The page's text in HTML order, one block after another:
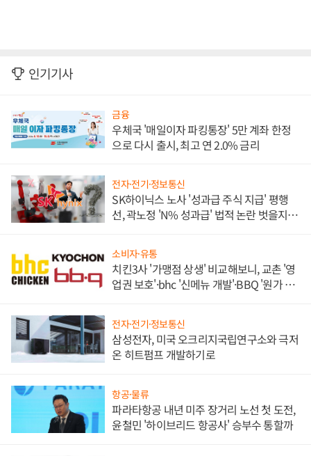
인기기사
금융
우체국 '매일이자 파킹통장' 5만 계좌 한정
으로 다시 출시, 최고 연 2.0% 금리
전자·전기·정보통신
SK하이닉스 노사 '성과급 주식 지급' 평행
선, 곽노정 'N% 성과급' 법적 논란 벗을지 주
소비자·유통
치킨3사 '가맹점 상생' 비교해보니, 교촌 '영
업권 보호'·bhc '신메뉴 개발'·BBQ '원가 부
전자·전기·정보통신
삼성전자, 미국 오크리지국립연구소와 극저
온 히트펌프 개발하기로
항공·물류
파라타항공 내년 미주 장거리 노선 첫 도전,
윤철민 '하이브리드 항공사' 승부수 통할까